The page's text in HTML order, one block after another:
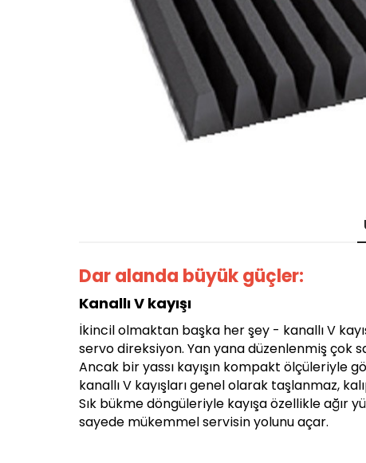
Dar alanda büyük güçler:
Kanallı V kayışı
İkincil olmaktan başka her şey - kanallı V
servo direksiyon. Yan yana düzenlenmiş çok
Ancak bir yassı kayışın kompakt ölçüleriyle
kanallı V kayışları genel olarak taşlanmaz,
Sık bükme döngüleriyle kayışa özellikle
sayede mükemmel servisin yolunu açar.